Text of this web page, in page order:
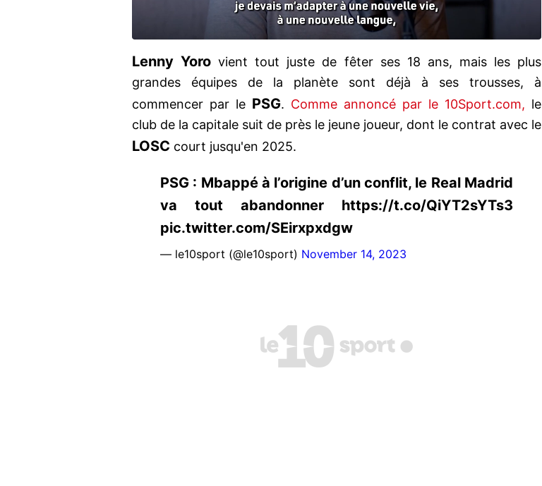
Lenny Yoro vient tout juste de fêter ses 18 ans, mais les plus
grandes équipes de la planète sont déjà à ses trousses, à
commencer par le PSG. Comme annoncé par le 10Sport.com, le
club de la capitale suit de près le jeune joueur, dont le contrat avec le
LOSC court jusqu'en 2025.
PSG : Mbappé à l’origine d’un conflit, le Real Madrid
va tout abandonner https://t.co/QiYT2sYTs3
pic.twitter.com/SEirxpxdgw
— le10sport (@le10sport) November 14, 2023